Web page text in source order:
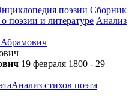
поэзии Сборник
поэзии и литературе Анализ
19 февраля 1800 - 29
Анализ стихов поэта